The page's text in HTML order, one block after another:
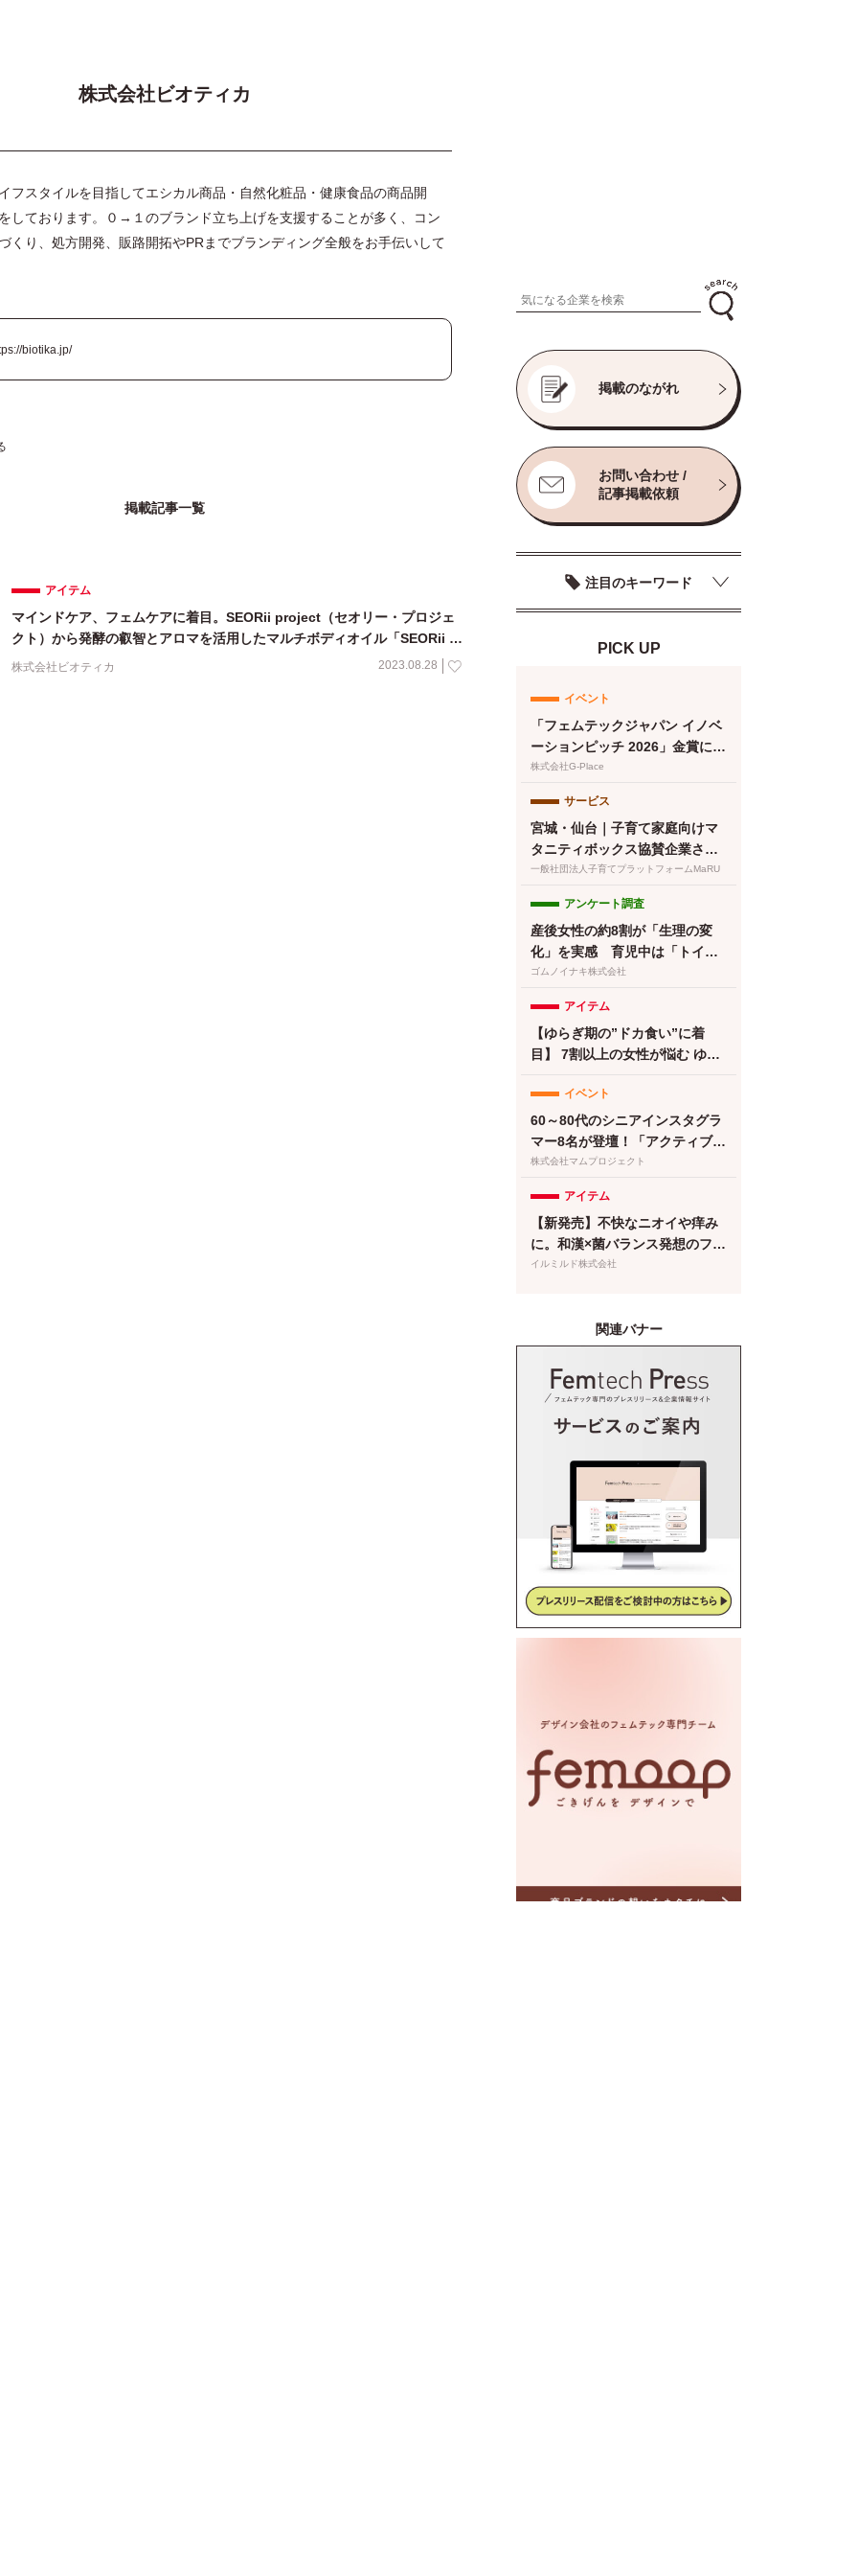
株式会社ビオティカ
フスタイルを目指してエシカル商品・自然化粧品・健康食品の商品開
しております。０→１のブランド立ち上げを支援することが多く、コン
くり、処方開発、販路開拓やPRまでブランディング全般をお手伝いして
biotika.jp/
掲載記事一覧
アイテム
マインドケア、フェムケアに着目。SEORii project（セオリー・プロジェ
クト）から発酵の叡智とアロマを活用したマルチボディオイル「SEORii ピ
ニアルオイル」新発
株式会社ビオティカ 2023.08.28
掲載のながれ
お問い合わせ /
記事掲載依頼
注目のキーワード
PICK UP
イベント
「フェムテックジャパン イノベ
ーションピッチ 2026」金賞に竹
繊維＆でんぷん由来吸収体の生
株式会社G-Place
サービス
宮城・仙台｜子育て家庭向けマ
タニティボックス協賛企業さま
募集中です
一般社団法人子育てプラットフォームMaRU
アンケート調査
産後女性の約8割が「生理の変
化」を実感 育児中は「トイレ
に行けない」が最大のストレス
ゴムノイナキ株式会社
アイテム
【ゆらぎ期の”ドカ食い”に着
目】 7割以上の女性が悩む ゆら
リ『Calme（カルメ）』8月3日
新発売！
イベント
60～80代のシニアインスタグラ
マー8名が登壇！「アクティブシ
ニアのインフルエンサーフェ
す！』出版祝〜」を開催
株式会社マムプロジェクト
アイテム
【新発売】不快なニオイや痒み
に。和漢×菌バランス発想のフェ
ムケア泡ソープが登場
イルミルド株式会社
関連バナー